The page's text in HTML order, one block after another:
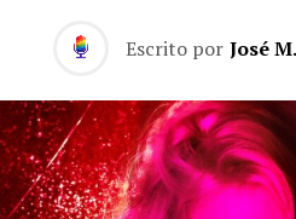
Escrito por José M.